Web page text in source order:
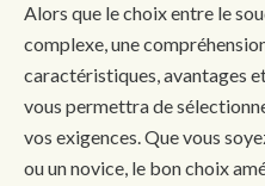
Alors que le choix entre le
complexe, une
caractéristiques, avantages
vous permettra de
vos exigences. Que vous
ou un novice, le bon choix